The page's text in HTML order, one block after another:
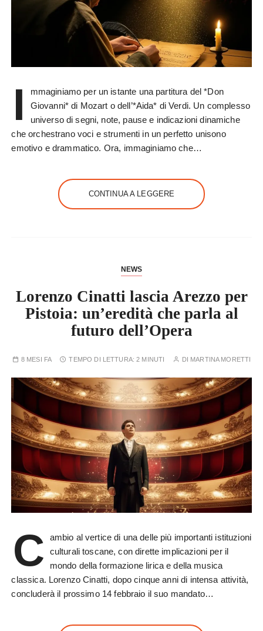
I
mmaginiamo per un istante una partitura del *Don
Giovanni* di Mozart o dell’*Aida* di Verdi. Un complesso
universo di segni, note, pause e indicazioni dinamiche
che orchestrano voci e strumenti in un perfetto unisono
emotivo e drammatico. Ora, immaginiamo che…
CONTINUA A LEGGERE
NEWS
Lorenzo Cinatti lascia Arezzo per
Pistoia: un’eredità che parla al
futuro dell’Opera
8 MESI FA TEMPO DI LETTURA:2 MINUTI DI MARTINA MORETTI
C
ambio al vertice di una delle più importanti istituzioni
culturali toscane, con dirette implicazioni per il
mondo della formazione lirica e della musica
classica. Lorenzo Cinatti, dopo cinque anni di intensa attività,
concluderà il prossimo 14 febbraio il suo mandato…